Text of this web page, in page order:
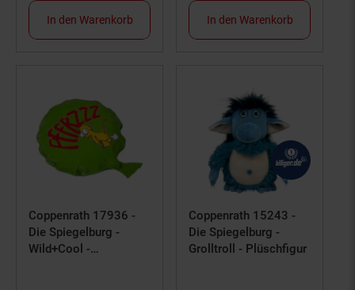
In den Warenkorb In den Warenkorb
Coppenrath 17936 -
Die Spiegelburg -
Wild+Cool -
Coppenrath 15243 -
Die Spiegelburg -
Grolltroll - Plüschfigur